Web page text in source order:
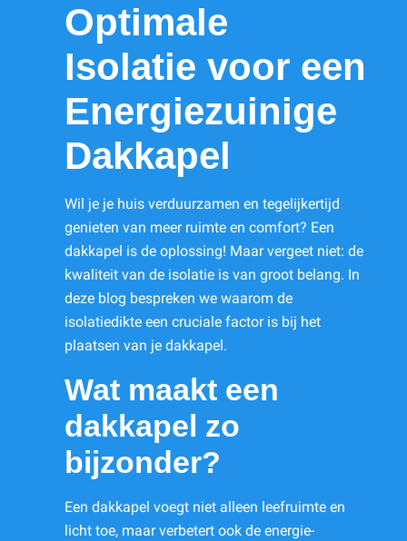
Optimale
Isolatie voor een
Energiezuinige
Dakkapel
Wil je je huis verduurzamen en tegelijkertijd
genieten van meer ruimte en comfort? Een
dakkapel is de oplossing! Maar vergeet niet: de
kwaliteit van de isolatie is van groot belang. In
deze blog bespreken we waarom de
isolatiedikte een cruciale factor is bij het
plaatsen van je dakkapel.
Wat maakt een
dakkapel zo
bijzonder?
Een dakkapel voegt niet alleen leefruimte en
licht toe, maar verbetert ook de energie-